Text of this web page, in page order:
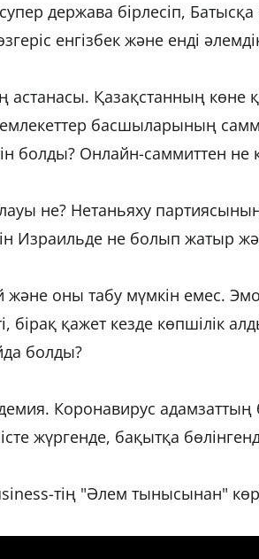
держава бірлесіп,
енгізбек және енді
астанасы. Қазақстанның
басшыларының
болды? Онлайн-саммиттен не
не? Нетаньяху
Израильде не болып жатыр
және оны табу мүмкін емес.
бірақ қажет кезде көпшілік
болды?
Коронавирус адамзаттың
жүргенде, бақытқа
тің "Әлем тынысынан"